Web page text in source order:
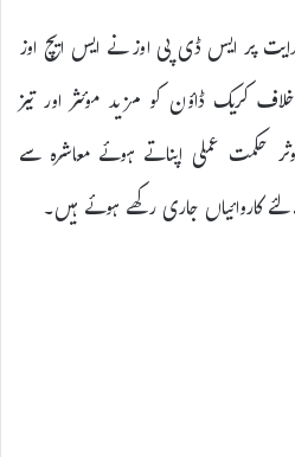
پر ایس ڈی پی اوز نے ایس ایچ اوز
کریک ڈاؤن کو مزید موئثر اور تیز
حکمت عملی اپناتے ہوئے معاشرہ سے
کاروائیاں جاری رکھے ہوئے ہیں۔